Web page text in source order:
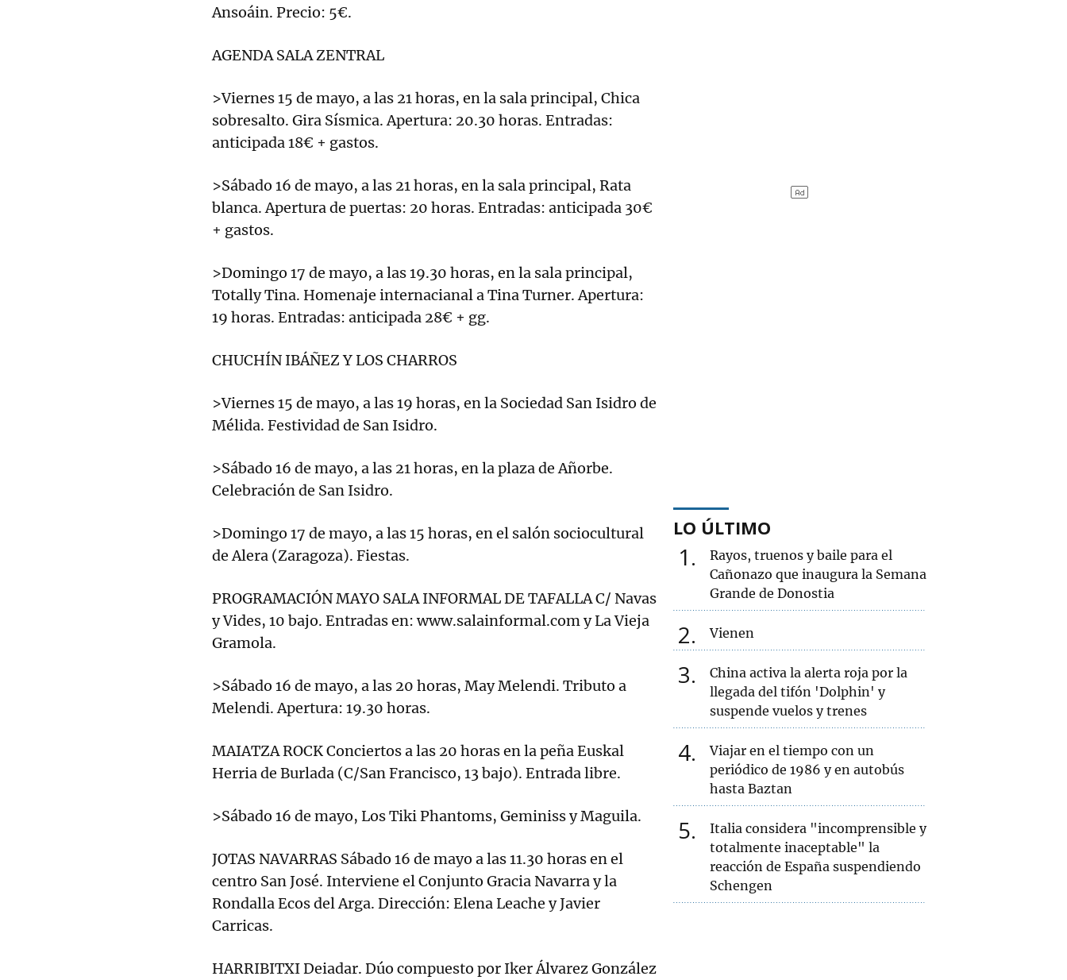
Ansoáin. Precio: 5€.
AGENDA SALA ZENTRAL
>Viernes 15 de mayo, a las 21 horas, en la sala principal, Chica
sobresalto. Gira Sísmica. Apertura: 20.30 horas. Entradas:
anticipada 18€ + gastos.
>Sábado 16 de mayo, a las 21 horas, en la sala principal, Rata
blanca. Apertura de puertas: 20 horas. Entradas: anticipada 30€
+ gastos.
>Domingo 17 de mayo, a las 19.30 horas, en la sala principal,
Totally Tina. Homenaje internacianal a Tina Turner. Apertura:
19 horas. Entradas: anticipada 28€ + gg.
CHUCHÍN IBÁÑEZ Y LOS CHARROS
>Viernes 15 de mayo, a las 19 horas, en la Sociedad San Isidro de
Mélida. Festividad de San Isidro.
>Sábado 16 de mayo, a las 21 horas, en la plaza de Añorbe.
Celebración de San Isidro.
>Domingo 17 de mayo, a las 15 horas, en el salón sociocultural
de Alera (Zaragoza). Fiestas.
PROGRAMACIÓN MAYO SALA INFORMAL DE TAFALLA C/ Navas
y Vides, 10 bajo. Entradas en: www.salainformal.com y La Vieja
Gramola.
>Sábado 16 de mayo, a las 20 horas, May Melendi. Tributo a
Melendi. Apertura: 19.30 horas.
MAIATZA ROCK Conciertos a las 20 horas en la peña Euskal
Herria de Burlada (C/San Francisco, 13 bajo). Entrada libre.
>Sábado 16 de mayo, Los Tiki Phantoms, Geminiss y Maguila.
JOTAS NAVARRAS Sábado 16 de mayo a las 11.30 horas en el
centro San José. Interviene el Conjunto Gracia Navarra y la
Rondalla Ecos del Arga. Dirección: Elena Leache y Javier
Carricas.
HARRIBITXI Deiadar. Dúo compuesto por Iker Álvarez González
LO ÚLTIMO
1
Rayos, truenos y baile para el
Cañonazo que inaugura la Semana
Grande de Donostia
2 Vienen
3
China activa la alerta roja por la
llegada del tifón 'Dolphin' y
suspende vuelos y trenes
4
Viajar en el tiempo con un
periódico de 1986 y en autobús
hasta Baztan
5
Italia considera "incomprensible y
totalmente inaceptable" la
reacción de España suspendiendo
Schengen